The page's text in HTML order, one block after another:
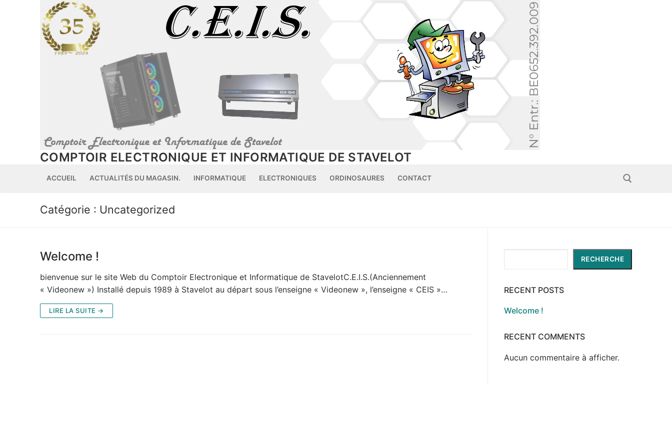
COMPTOIR ELECTRONIQUE ET INFORMATIQUE DE STAVELOT
ACCUEIL ACTUALITÉS DU MAGASIN. INFORMATIQUE ELECTRONIQUES ORDINOSAURES CONTACT
Catégorie : Uncategorized
Welcome !
bienvenue sur le site Web du Comptoir Electronique et Informatique de StavelotC.E.I.S.(Anciennement
« Videonew ») Installé depuis 1989 à Stavelot au départ sous l’enseigne « Videonew », l’enseigne « CEIS »…
LIRE LA SUITE →
RECHERCHE
RECENT POSTS
Welcome !
RECENT COMMENTS
Aucun commentaire à afficher.